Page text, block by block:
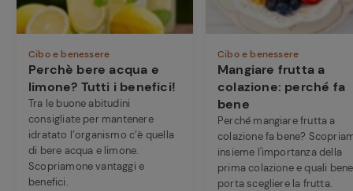
Cibo e benessere
Perchè bere acqua e
limone? Tutti i benefici!
Tra le buone abitudini
consigliate per mantenere
idratato l’organismo c’è quella
di bere acqua e limone.
Scopriamone vantaggi e
benefici.
Cibo e benessere
Mangiare frutta a
colazione: perché fa
bene
Perché mangiare frutta a
colazione fa bene?
insieme l'importanza della
prima colazione e quali
porta scegliere la frutta.